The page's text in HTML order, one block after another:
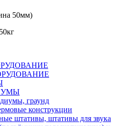
50мм)
граунд
конструкции
штативы, штативы для звука